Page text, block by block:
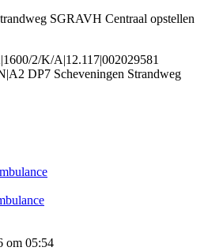
SGRAVH Centraal opstellen
2/K/A|12.117|002029581
DP7 Scheveningen Strandweg
om 05:54